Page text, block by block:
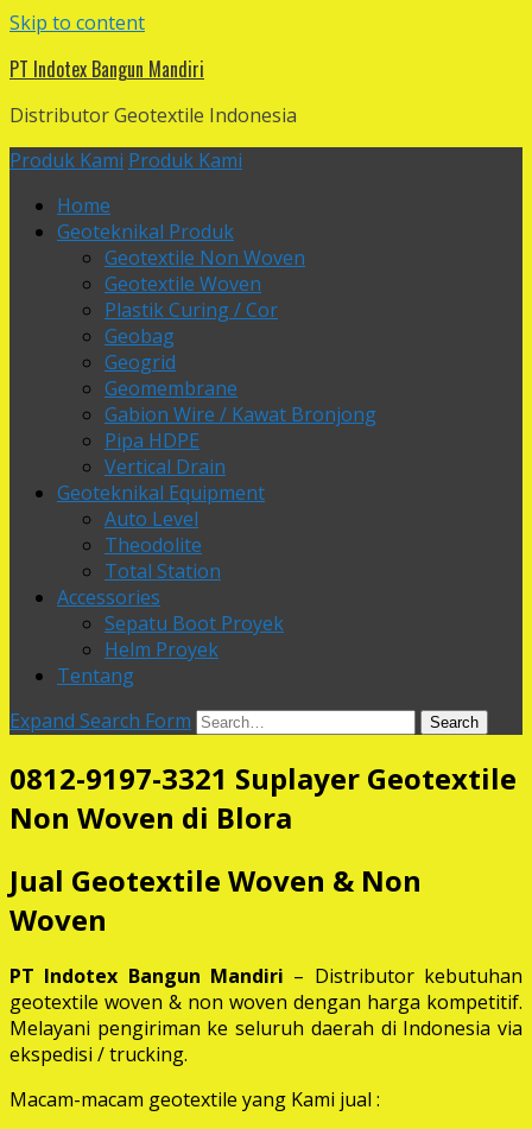
Skip to content
PT Indotex Bangun Mandiri
Distributor Geotextile Indonesia
Produk Kami Produk Kami
Home
Geoteknikal Produk
Geotextile Non Woven
Geotextile Woven
Plastik Curing / Cor
Geobag
Geogrid
Geomembrane
Gabion Wire / Kawat Bronjong
Pipa HDPE
Vertical Drain
Geoteknikal Equipment
Auto Level
Theodolite
Total Station
Accessories
Sepatu Boot Proyek
Helm Proyek
Tentang
Expand Search Form
Search
0812-9197-3321 Suplayer Geotextile
Non Woven di Blora
Jual Geotextile Woven & Non
Woven
PT Indotex Bangun Mandiri – Distributor kebutuhan
geotextile woven & non woven dengan harga kompetitif.
Melayani pengiriman ke seluruh daerah di Indonesia via
ekspedisi / trucking.
Macam-macam geotextile yang Kami jual :